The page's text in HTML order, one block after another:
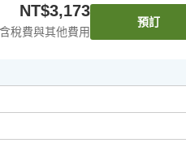
NT$3,173
含稅費與其他費用
預訂